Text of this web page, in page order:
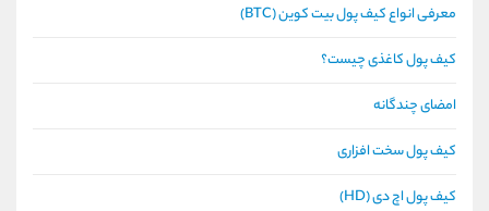
معرفی انواع کیف پول بیت کوین (BTC)
کیف پول کاغذی چیست؟
امضای چندگانه
کیف پول سخت افزاری
کیف پول اچ دی (HD)